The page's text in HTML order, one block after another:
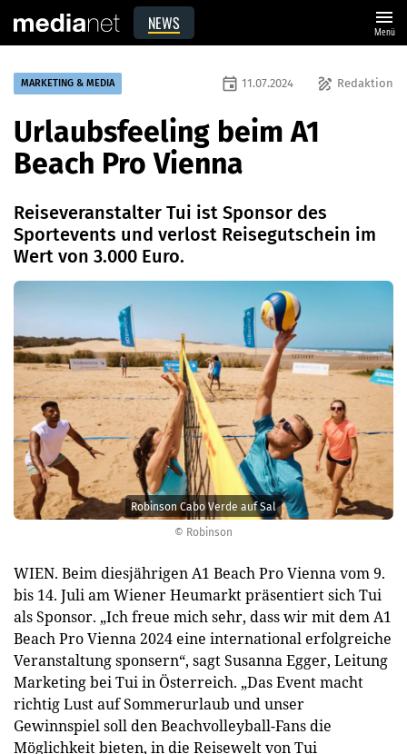
NEWS menu
Menü
© Robinson
Robinson Cabo Verde auf Sal
MARKETING & MEDIA draw Redaktion
event 11.07.2024
Urlaubsfeeling beim A1
Beach Pro Vienna
Reiseveranstalter Tui ist Sponsor des
Sportevents und verlost Reisegutschein im
Wert von 3.000 Euro.
WIEN. Beim diesjährigen A1 Beach Pro Vienna vom 9.
bis 14. Juli am Wiener Heumarkt präsentiert sich Tui
als Sponsor. „Ich freue mich sehr, dass wir mit dem A1
Beach Pro Vienna 2024 eine international erfolgreiche
Veranstaltung sponsern“, sagt Susanna Egger, Leitung
Marketing bei Tui in Österreich. „Das Event macht
richtig Lust auf Sommerurlaub und unser
Gewinnspiel soll den Beachvolleyball-Fans die
Möglichkeit bieten, in die Reisewelt von Tui